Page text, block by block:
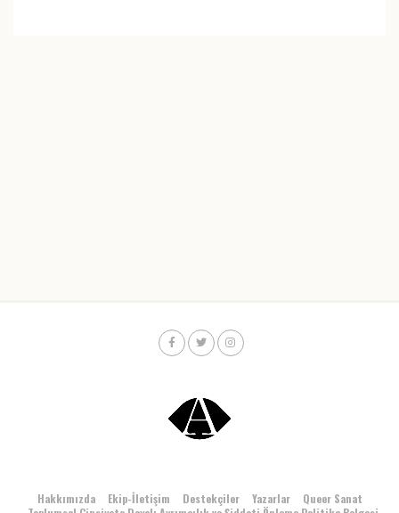
Hakkımızda Ekip-İletişim Destekçiler Yazarlar
Queer Sanat